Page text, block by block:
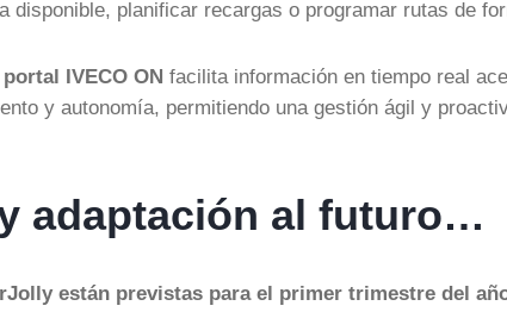
disponible, planificar recargas o programar rutas de
portal IVECO ON facilita información en tiempo real
y autonomía, permitiendo una gestión ágil y
adaptación al futuro…
están previstas para el primer trimestre del